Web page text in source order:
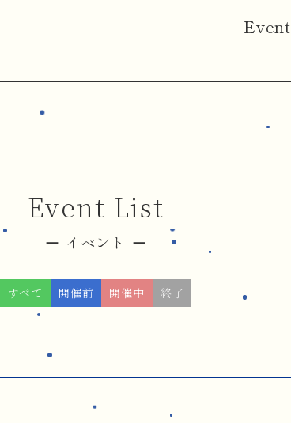
Event
Event List
イベント
すべて 開催前 開催中 終了